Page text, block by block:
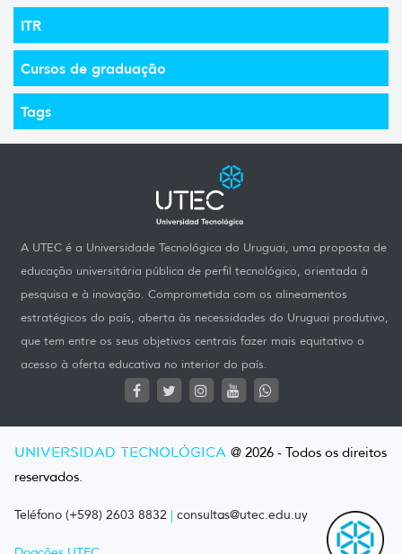
ITR
Cursos de graduação
Tags
A UTEC é a Universidade Tecnológica do Uruguai, uma proposta de
educação universitária pública de perfil tecnológico, orientada à
pesquisa e à inovação. Comprometida com os alineamentos
estratégicos do país, aberta às necessidades do Uruguai produtivo,
que tem entre os seus objetivos centrais fazer mais equitativo o
acesso à oferta educativa no interior do país.
UNIVERSIDAD TECNOLÓGICA @ 2026 - Todos os direitos
reservados.
Teléfono (+598) 2603 8832 | consultas@utec.edu.uy